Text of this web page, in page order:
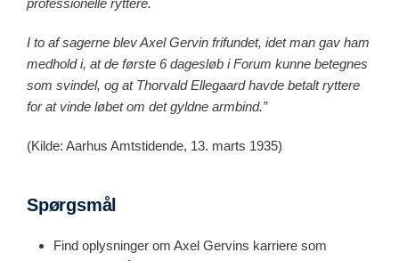
professionelle ryttere.
I to af sagerne blev Axel Gervin frifundet, idet man gav ham
medhold i, at de første 6 dagesløb i Forum kunne betegnes
som svindel, og at Thorvald Ellegaard havde betalt ryttere
for at vinde løbet om det gyldne armbind.”
(Kilde: Aarhus Amtstidende, 13. marts 1935)
Spørgsmål
Find oplysninger om Axel Gervins karriere som